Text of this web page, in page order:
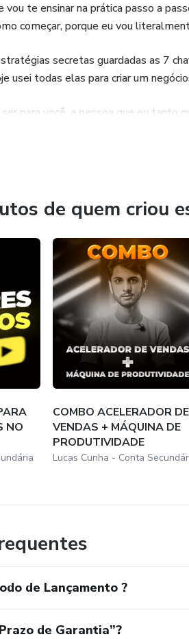
te ensinar na prática passo a
começar, porque eu vou
secretas guardadas as 7
usei todas elas para criar um
para você, a pessoa que eu tanto
de quem criou
NO
COMBO ACELERADOR DE
VENDAS + MÁQUINA DE
PRODUTIVIDADE
Lucas Cunha - Conta
de Lançamento ?
de Garantia”?